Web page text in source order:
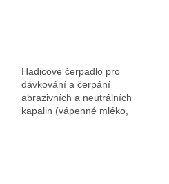
Hadicové čerpadlo pro
dávkování a čerpání
abrazivních a neutrálních
kapalin (vápenné mléko,
abrazivní kaly, atd....). Výkon